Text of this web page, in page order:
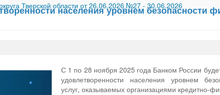
Тверской области от 26.06.2026 №27 - 30.06.2026
населения уровнем безопасности
С 1 по 28 ноября 2025 года Банком России
удовлетворенности населения уровнем
услуг, оказываемых организациями кредитно-